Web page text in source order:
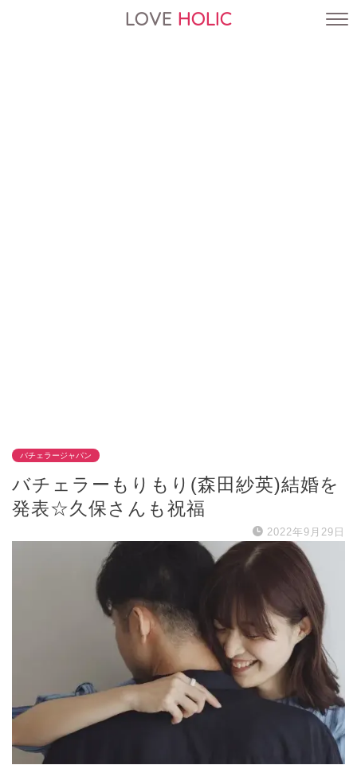
LOVE HOLIC
バチェラージャパン
バチェラーもりもり(森田紗英)結婚を
発表☆久保さんも祝福
2022年9月29日